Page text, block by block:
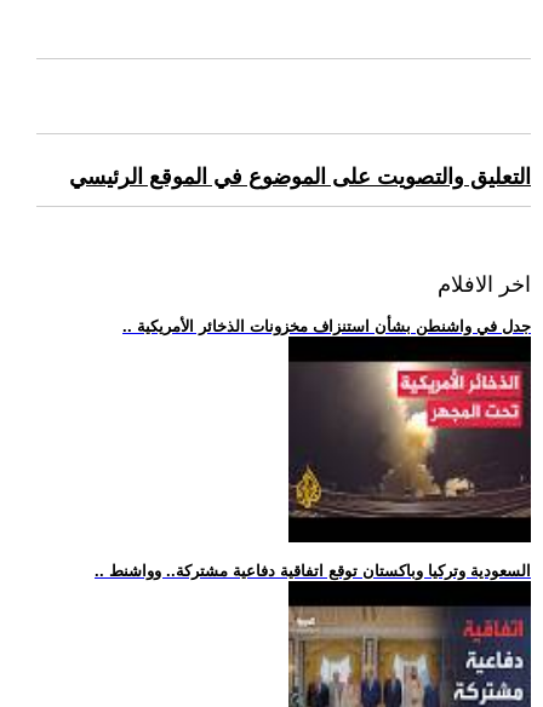
التعليق والتصويت على الموضوع في الموقع الرئيسي
اخر الافلام
.. جدل في واشنطن بشأن استنزاف مخزونات الذخائر الأمريكية
.. السعودية وتركيا وباكستان توقع اتفاقية دفاعية مشتركة.. وواشنط